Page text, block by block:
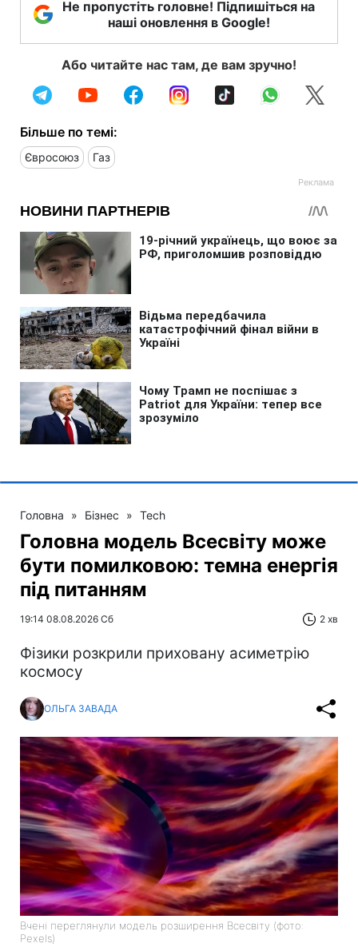
Не пропустіть головне! Підпишіться на
наші оновлення в Google!
Або читайте нас там, де вам зручно!
Більше по темі:
Євросоюз Газ
Головна » Бізнес » Tech
Головна модель Всесвіту може
бути помилковою: темна енергія
під питанням
19:14 08.08.2026 Сб 2 хв
Фізики розкрили приховану асиметрію
космосу
ОЛЬГА ЗАВАДА
Вчені переглянули модель розширення Всесвіту (фото:
Pexels)